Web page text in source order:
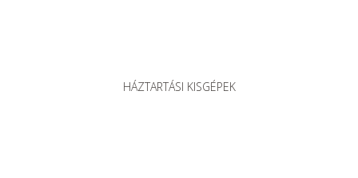
HÁZTARTÁSI KISGÉPEK